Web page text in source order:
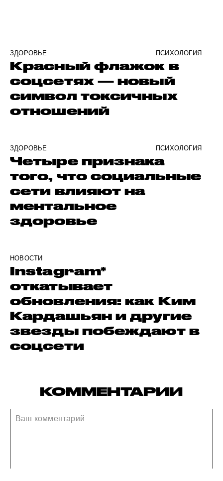
ЗДОРОВЬЕ ПСИХОЛОГИЯ
Красный флажок в
соцсетях — новый
символ токсичных
отношений
ЗДОРОВЬЕ ПСИХОЛОГИЯ
Четыре признака
того, что социальные
сети влияют на
ментальное
здоровье
НОВОСТИ
Instagram*
откатывает
обновления: как Ким
Кардашьян и другие
звезды побеждают в
соцсети
КОММЕНТАРИИ